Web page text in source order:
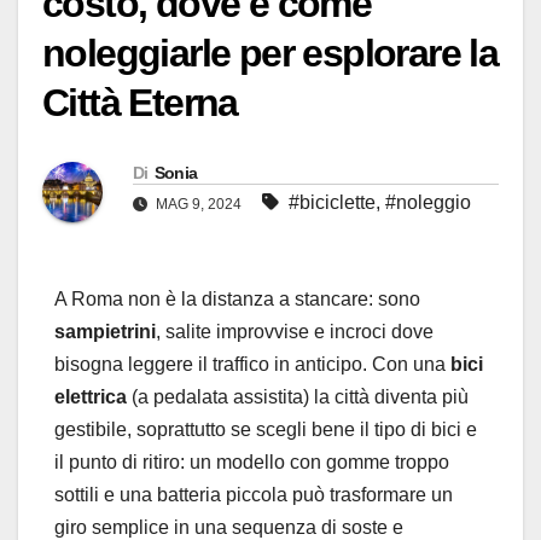
noleggiarle per esplorare la
Città Eterna
Di Sonia
MAG 9, 2024 #biciclette, #noleggio
A Roma non è la distanza a stancare: sono
sampietrini, salite improvvise e incroci dove
bisogna leggere il traffico in anticipo. Con una bici
elettrica (a pedalata assistita) la città diventa più
gestibile, soprattutto se scegli bene il tipo di bici e
il punto di ritiro: un modello con gomme troppo
sottili e una batteria piccola può trasformare un
giro semplice in una sequenza di soste e